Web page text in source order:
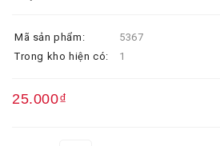
Mã sản phẩm:
5367
Trong kho hiện có:
1
25.000₫